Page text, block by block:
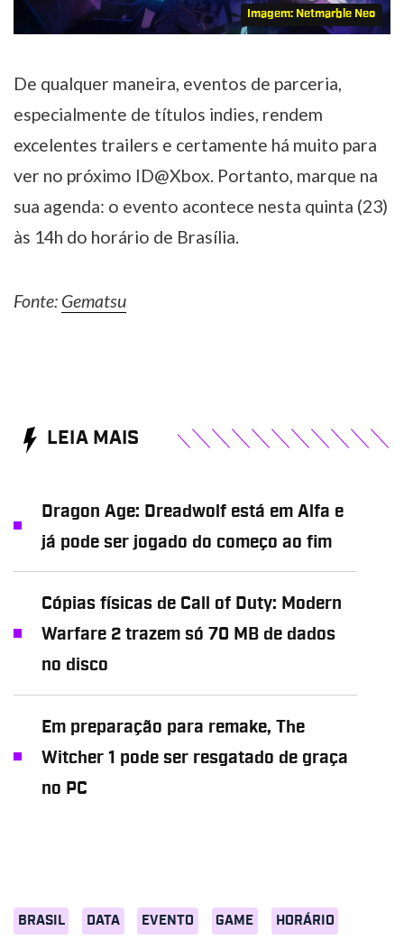
Imagem: Netmarble Neo
De qualquer maneira, eventos de parceria,
especialmente de títulos indies, rendem
excelentes trailers e certamente há muito para
ver no próximo ID@Xbox. Portanto, marque na
sua agenda: o evento acontece nesta quinta (23)
às 14h do horário de Brasília.
Fonte: Gematsu
BRASIL DATA EVENTO GAME HORÁRIO
LEIA MAIS
Dragon Age: Dreadwolf está em Alfa e
já pode ser jogado do começo ao fim
Cópias físicas de Call of Duty: Modern
Warfare 2 trazem só 70 MB de dados
no disco
Em preparação para remake, The
Witcher 1 pode ser resgatado de graça
no PC